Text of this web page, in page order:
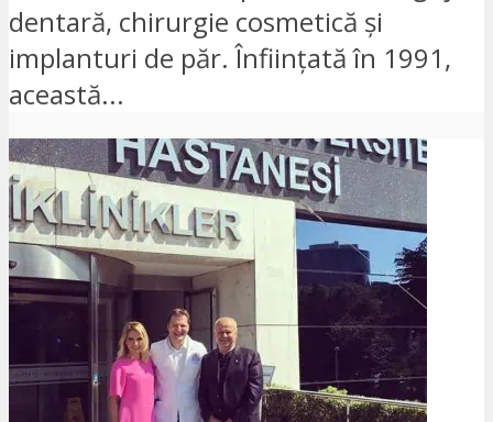
dentară, chirurgie cosmetică și
implanturi de păr. Înființată în 1991,
această...